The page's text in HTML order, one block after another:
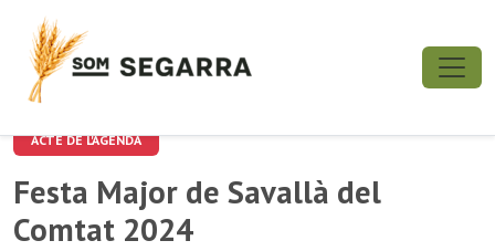
ACTE DE L'AGENDA
Festa Major de Savallà del
Comtat 2024